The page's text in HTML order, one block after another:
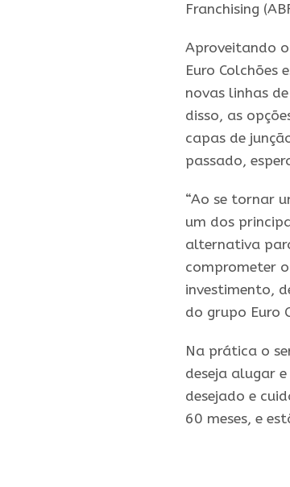
Franchising
Aproveitando
Euro Colchões
novas linhas
disso, as
capas de
passado,
“Ao se tornar
um dos
alternativa
comprometer
investimento,
do grupo Euro
Na prática o
deseja alugar
desejado e
60 meses, e